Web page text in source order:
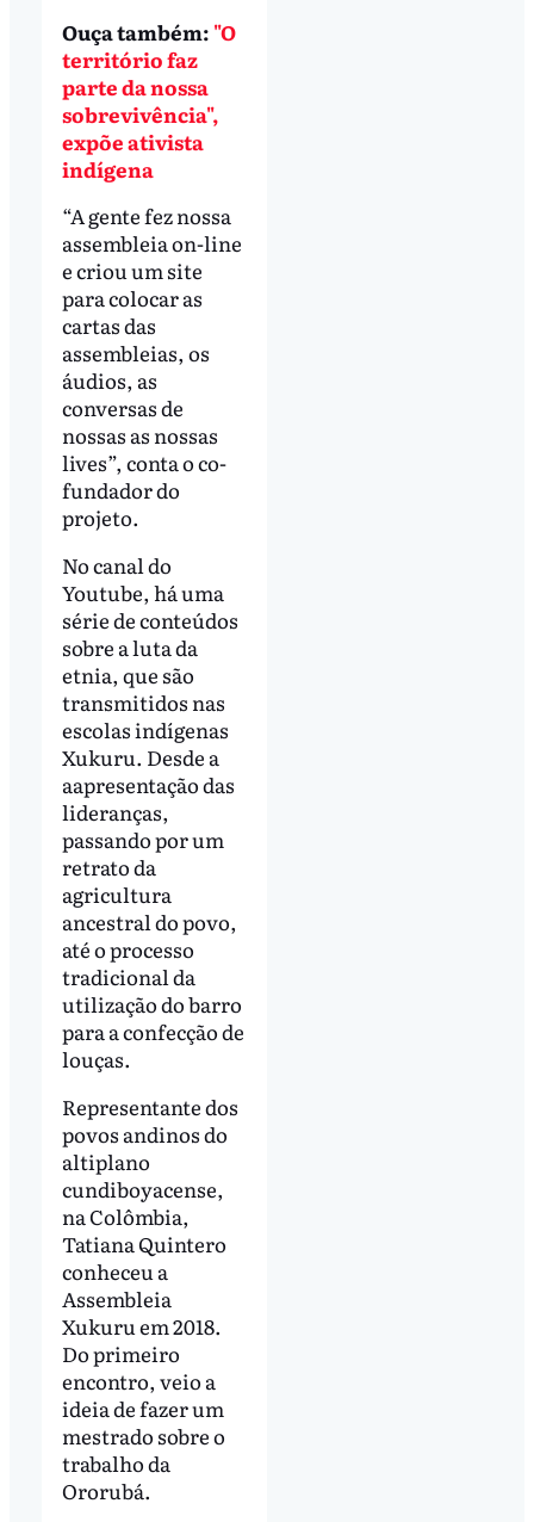
Ouça também: "O
território faz
parte da nossa
sobrevivência",
expõe ativista
indígena
“A gente fez nossa
assembleia on-line
e criou um site
para colocar as
cartas das
assembleias, os
áudios, as
conversas de
nossas as nossas
lives”, conta o co-
fundador do
projeto.
No canal do
Youtube, há uma
série de conteúdos
sobre a luta da
etnia, que são
transmitidos nas
escolas indígenas
Xukuru. Desde a
aapresentação das
lideranças,
passando por um
retrato da
agricultura
ancestral do povo,
até o processo
tradicional da
utilização do barro
para a confecção de
louças.
Representante dos
povos andinos do
altiplano
cundiboyacense,
na Colômbia,
Tatiana Quintero
conheceu a
Assembleia
Xukuru em 2018.
Do primeiro
encontro, veio a
ideia de fazer um
mestrado sobre o
trabalho da
Ororubá.